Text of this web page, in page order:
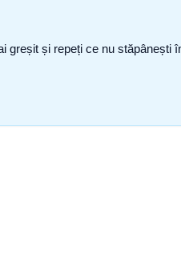
și repeți ce nu